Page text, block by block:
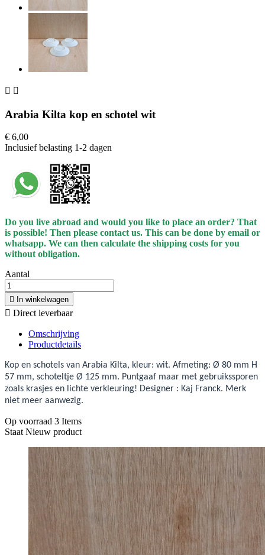
 
Arabia Kilta kop en schotel wit
€ 6,00
Inclusief belasting 1-2 dagen
Do you live abroad and would you like to place an order? That
is possible! Then please contact us. This can be done by email or
whatsapp. We can then calculate the shipping costs for you
without obligation.
Aantal
 In winkelwagen
 Direct leverbaar
Omschrijving
Productdetails
Kop en schotels van Arabia Kilta, kleur: wit. Afmeting: Ø 80 mm H
57 mm, schoteltje Ø 125 mm. Puntgaaf maar met gebruikssporen
zoals krasjes en lichte verkleuring! Designer : Kaj Franck. Merk
niet meer aanwezig.
Op voorraad 3 Items
StaatNieuw product